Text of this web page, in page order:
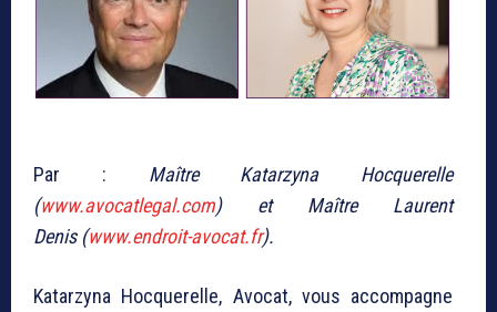
Par : Maître Katarzyna Hocquerelle
(www.avocatlegal.com) et Maître Laurent
Denis (www.endroit-avocat.fr).
Katarzyna Hocquerelle, Avocat, vous accompagne